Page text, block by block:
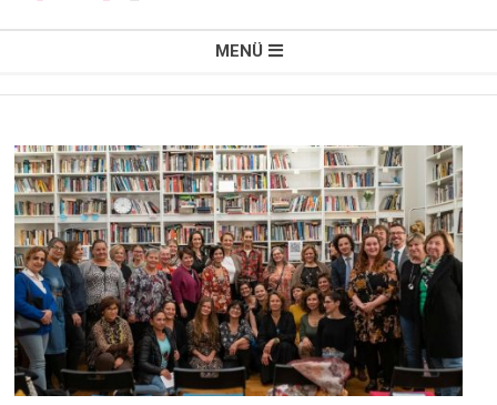
NŐI
VÁLTÓ
MENÜ